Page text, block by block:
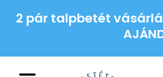
2 pár talpbetét